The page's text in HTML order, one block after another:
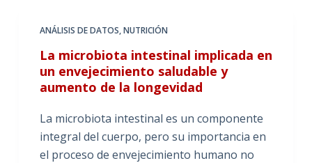
ANÁLISIS DE DATOS,NUTRICIÓN
La microbiota intestinal implicada en
un envejecimiento saludable y
aumento de la longevidad
La microbiota intestinal es un componente
integral del cuerpo, pero su importancia en
el proceso de envejecimiento humano no